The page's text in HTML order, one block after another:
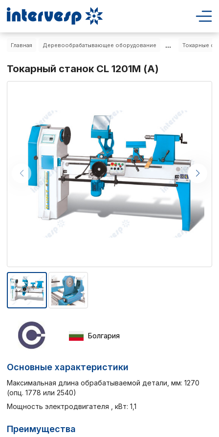
Главная Деревообрабатывающее оборудование ... Токарные
Токарный станок CL 1201М (А)
Болгария
Основные характеристики
Максимальная длина обрабатываемой детали, мм: 1270
(опц. 1778 или 2540)
Мощность электродвигателя , кВт: 1,1
Преимущества